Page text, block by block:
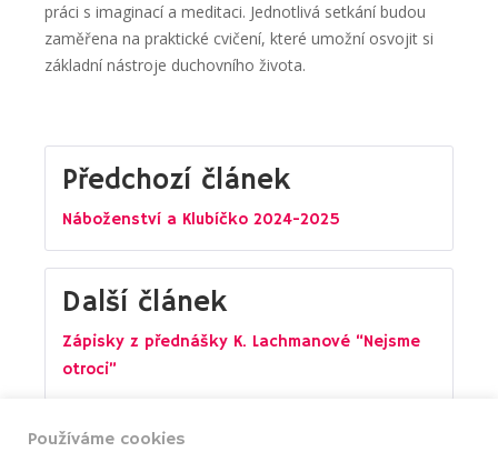
práci s imaginací a meditaci. Jednotlivá setkání budou
zaměřena na praktické cvičení, které umožní osvojit si
základní nástroje duchovního života.
Navigace
pro
příspěvek
Předchozí článek
Náboženství a Klubíčko 2024-2025
Další článek
Zápisky z přednášky K. Lachmanové “Nejsme
otroci”
Používáme cookies